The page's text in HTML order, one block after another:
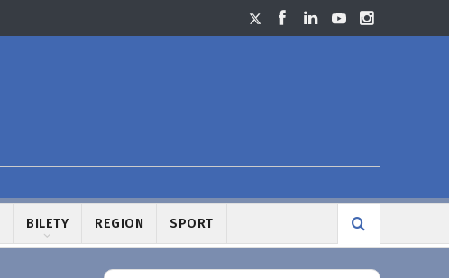
BILETY REGION SPORT